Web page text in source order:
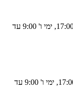
בימים א'- ה' בין השעות 9:00 עד 17:00, ימי ו' 9:00 עד
052-8332941 בימים א'- ה' בין השעות 9:00 עד 17:00, ימי ו' 9:00 עד